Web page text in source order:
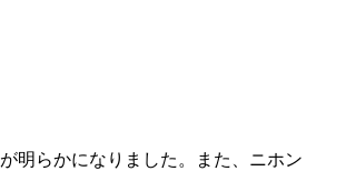
明らかになりました。また、ニホン